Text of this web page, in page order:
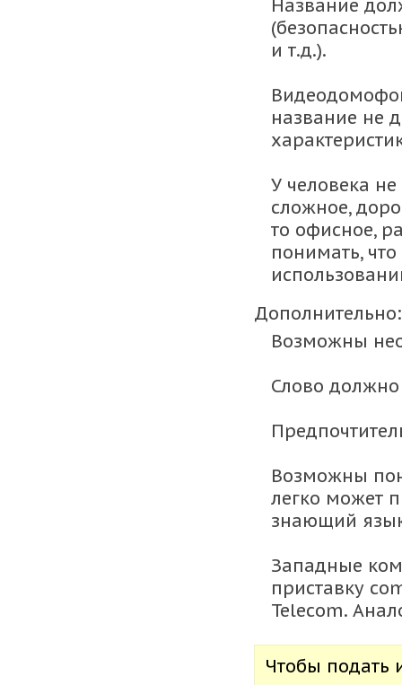
Название
и т.д.).
название не
У человека
сложное,
то офисное,
понимать,
Дополнительно:
Возможны
Слово должно
Возможны
легко может
знающий
Западные
приставку
Telecom.
Чтобы